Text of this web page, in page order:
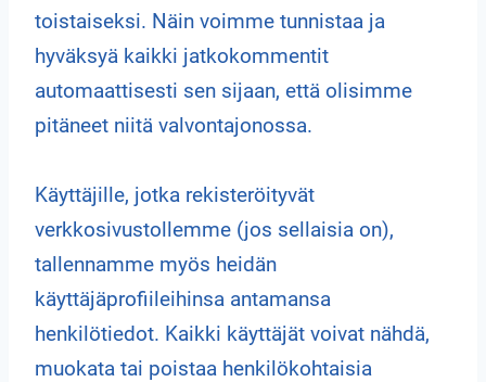
toistaiseksi. Näin voimme tunnistaa ja
hyväksyä kaikki jatkokommentit
automaattisesti sen sijaan, että olisimme
pitäneet niitä valvontajonossa.
Käyttäjille, jotka rekisteröityvät
verkkosivustollemme (jos sellaisia on),
tallennamme myös heidän
käyttäjäprofiileihinsa antamansa
henkilötiedot. Kaikki käyttäjät voivat nähdä,
muokata tai poistaa henkilökohtaisia